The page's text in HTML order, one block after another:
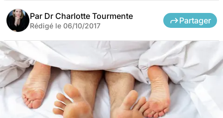
Par Dr Charlotte Tourmente
Rédigé le 06/10/2017
Partager